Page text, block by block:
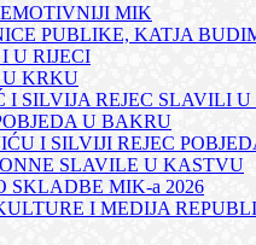
MIK
PUBLIKE, KATJA
U RIJECI
KRKU
I SILVIJA REJEC SLAVILI
U BAKRU
I SILVIJI REJEC
SLAVILE U KASTVU
SKLADBE MIK-a 2026
I MEDIJA